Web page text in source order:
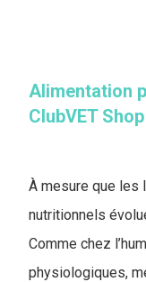
Alimentation
ClubVET Shop
À mesure que les
nutritionnels
Comme chez
physiologiques,